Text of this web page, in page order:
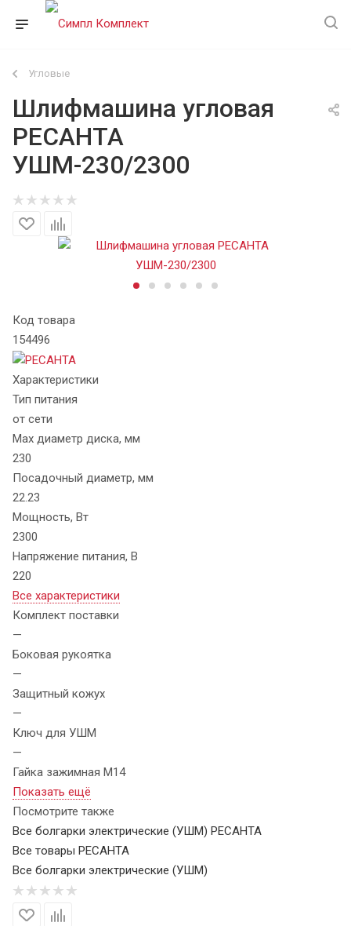
Угловые
Шлифмашина угловая
РЕСАНТА
УШМ-230/2300
Код товара
154496
Характеристики
Тип питания
от сети
Max диаметр диска, мм
230
Посадочный диаметр, мм
22.23
Мощность, Вт
2300
Напряжение питания, В
220
Все характеристики
Комплект поставки
—
Боковая рукоятка
—
Защитный кожух
—
Ключ для УШМ
—
Гайка зажимная M14
Показать ещё
Посмотрите также
Все болгарки электрические (УШМ) РЕСАНТА
Все товары РЕСАНТА
Все болгарки электрические (УШМ)